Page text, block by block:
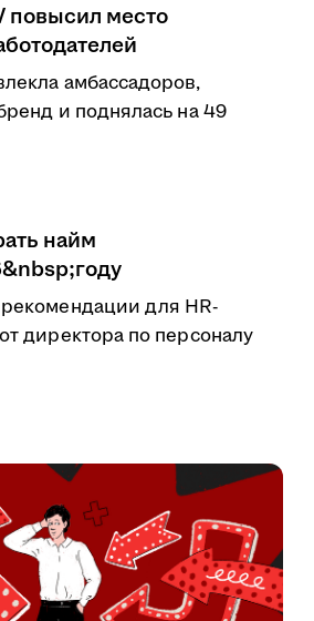
повысил место
амбассадоров,
и поднялась на 49
найм
для HR-
директора по персоналу